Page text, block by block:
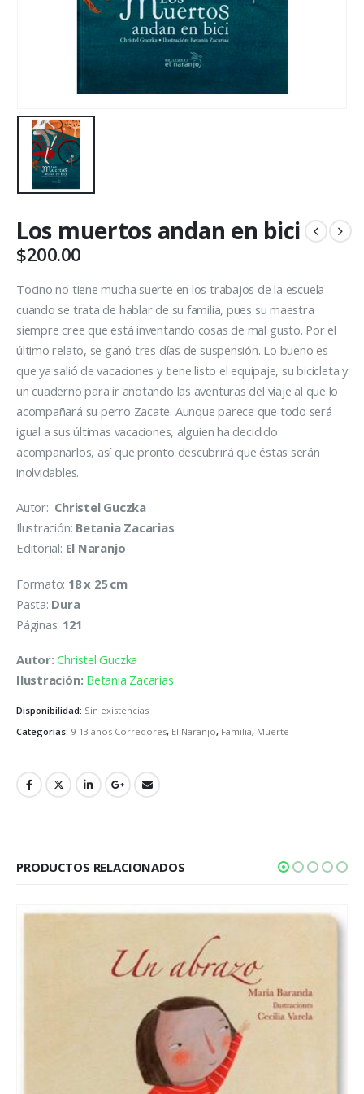
Los muertos andan en bici
$200.00
Tocino no tiene mucha suerte en los trabajos de la escuela
cuando se trata de hablar de su familia, pues su maestra
siempre cree que está inventando cosas de mal gusto. Por el
último relato, se ganó tres días de suspensión. Lo bueno es
que ya salió de vacaciones y tiene listo el equipaje, su bicicleta y
un cuaderno para ir anotando las aventuras del viaje al que lo
acompañará su perro Zacate. Aunque parece que todo será
igual a sus últimas vacaciones, alguien ha decidido
acompañarlos, así que pronto descubrirá que éstas serán
inolvidables.
Autor: Christel Guczka
Ilustración: Betania Zacarias
Editorial: El Naranjo
Formato: 18 x 25 cm
Pasta: Dura
Páginas: 121
Autor: Christel Guczka
Ilustración: Betania Zacarias
Disponibilidad: Sin existencias
Categorías: 9-13 años Corredores, El Naranjo, Familia, Muerte
PRODUCTOS RELACIONADOS